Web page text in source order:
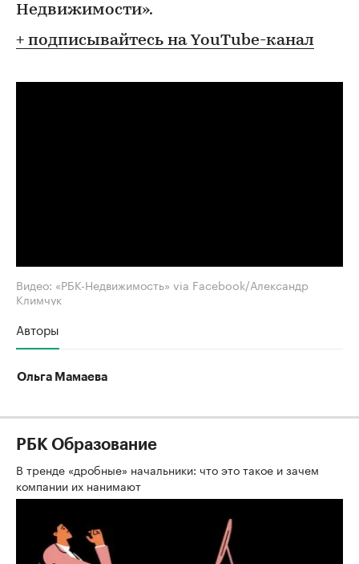
Недвижимости».
+ подписывайтесь на YouTube-канал
Видео: «РБК-Недвижимость» via Facebook/Александр
Климчук
Авторы
Ольга Мамаева
РБК Образование
В тренде «дробные» начальники: что это такое и зачем
компании их нанимают